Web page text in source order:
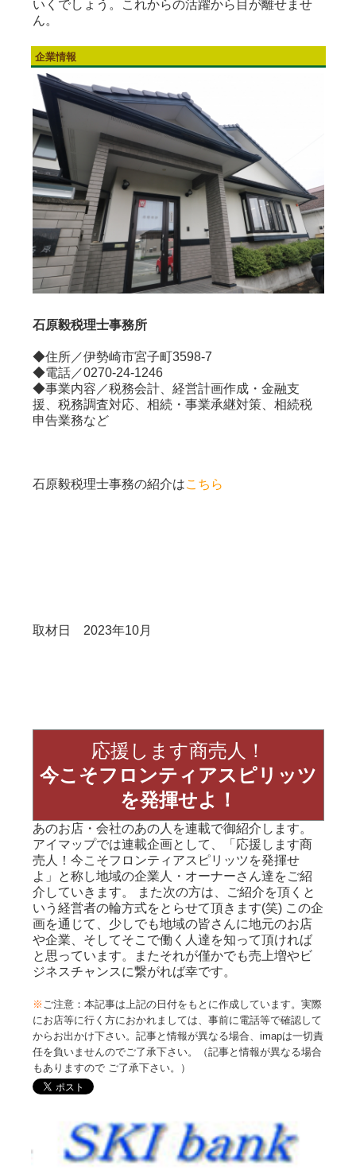
いくでしょう。これからの活躍から目が離せませ
ん。
企業情報
石原毅税理士事務所
◆住所／伊勢崎市宮子町3598-7
◆電話／0270-24-1246
◆事業内容／税務会計、経営計画作成・金融支
援、税務調査対応、相続・事業承継対策、相続税
申告業務など
石原毅税理士事務の紹介はこちら
取材日 2023年10月
応援します商売人！
今こそフロンティアスピリッツ
を発揮せよ！
あのお店・会社のあの人を連載で御紹介します。
アイマップでは連載企画として、「応援します商
売人！今こそフロンティアスピリッツを発揮せ
よ」と称し地域の企業人・オーナーさん達をご紹
介していきます。 また次の方は、ご紹介を頂くと
いう経営者の輪方式をとらせて頂きます(笑) この企
画を通じて、少しでも地域の皆さんに地元のお店
や企業、そしてそこで働く人達を知って頂ければ
と思っています。またそれが僅かでも売上増やビ
ジネスチャンスに繋がれば幸です。
※ ご注意：本記事は上記の日付をもとに作成しています。実際
にお店等に行く方におかれましては、事前に電話等で確認して
からお出かけ下さい。記事と情報が異なる場合、imapは一切責
任を負いませんのでご了承下さい。（記事と情報が異なる場合
もありますので ご了承下さい。）